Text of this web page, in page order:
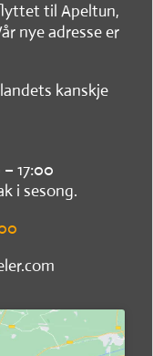
til Apeltun,
nye adresse er
kanskje
17:00
i sesong.